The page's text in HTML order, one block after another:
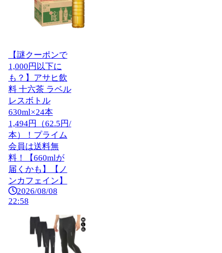
【謎クーポンで
1,000円以下に
も？】アサヒ飲
料 十六茶 ラベル
レスボトル
630ml×24本
1,494円（62.5円/
本）！プライム
会員は送料無
料！【660mlが
届くかも】【ノ
ンカフェイン】
2026/08/08
22:58